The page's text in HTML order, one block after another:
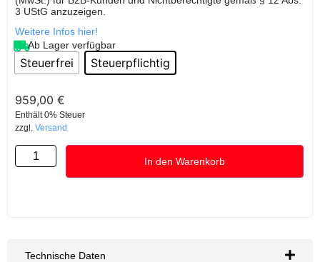
3 UStG anzuzeigen.
Weitere Infos hier!
Ab Lager verfügbar
Steuerfrei Steuerpflichtig
959,00 €
Enthält 0% Steuer
zzgl. Versand
In den Warenkorb
Technische Daten